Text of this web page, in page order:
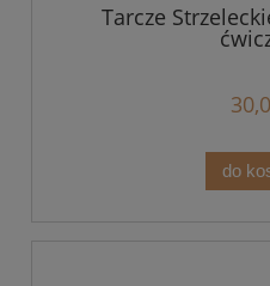
Tarcze
do